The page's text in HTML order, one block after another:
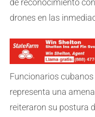
de reconocimiento
drones en las
Funcionarios
representa una
reiteraron su postura